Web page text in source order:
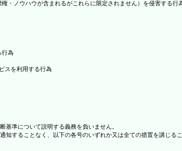
・ノウハウが含まれるがこれらに限定されません）を侵害する行
行為
スを利用する行為
基準について説明する義務を負いません。
することなく、以下の各号のいずれか又は全ての措置を講じるこ